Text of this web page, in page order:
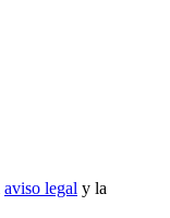
aviso legal y la